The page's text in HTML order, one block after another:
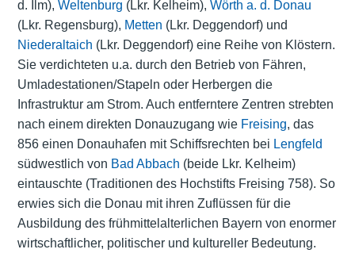
d. Ilm), Weltenburg (Lkr. Kelheim), Wörth a. d. Donau
(Lkr. Regensburg), Metten (Lkr. Deggendorf) und
Niederaltaich (Lkr. Deggendorf) eine Reihe von Klöstern.
Sie verdichteten u.a. durch den Betrieb von Fähren,
Umladestationen/Stapeln oder Herbergen die
Infrastruktur am Strom. Auch entferntere Zentren strebten
nach einem direkten Donauzugang wie Freising, das
856 einen Donauhafen mit Schiffsrechten bei Lengfeld
südwestlich von Bad Abbach (beide Lkr. Kelheim)
eintauschte (Traditionen des Hochstifts Freising 758). So
erwies sich die Donau mit ihren Zuflüssen für die
Ausbildung des frühmittelalterlichen Bayern von enormer
wirtschaftlicher, politischer und kultureller Bedeutung.